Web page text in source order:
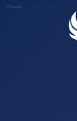
Open menu